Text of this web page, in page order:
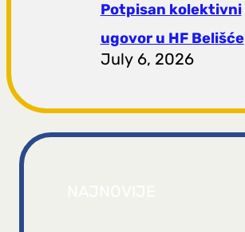
Potpisan kolektivni
ugovor u HF Belišće
July 6, 2026